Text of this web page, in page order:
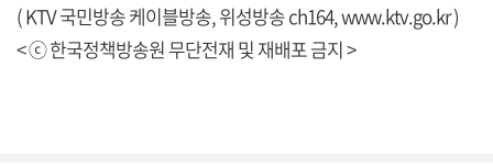
( KTV 국민방송 케이블방송, 위성방송 ch164,www.ktv.go.kr)
< ⓒ 한국정책방송원 무단전재 및 재배포 금지 >